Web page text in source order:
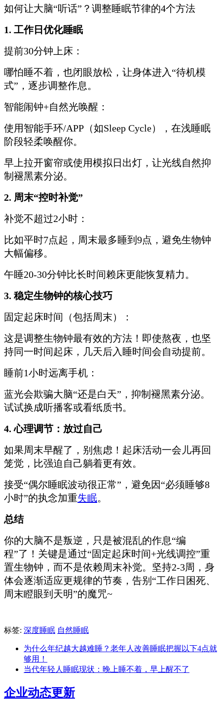
如何让大脑“听话”？调整睡眠节律的4个方法
1. 工作日优化睡眠
提前30分钟上床：
哪怕睡不着，也闭眼放松，让身体进入“待机模
式”，逐步调整作息。
智能闹钟+自然光唤醒：
使用智能手环/APP（如Sleep Cycle），在浅睡眠
阶段轻柔唤醒你。
早上拉开窗帘或使用模拟日出灯，让光线自然抑
制褪黑素分泌。
2. 周末“控时补觉”
补觉不超过2小时：
比如平时7点起，周末最多睡到9点，避免生物钟
大幅偏移。
午睡20-30分钟比长时间赖床更能恢复精力。
3. 稳定生物钟的核心技巧
固定起床时间（包括周末）：
这是调整生物钟最有效的方法！即使熬夜，也坚
持同一时间起床，几天后入睡时间会自动提前。
睡前1小时远离手机：
蓝光会欺骗大脑“还是白天”，抑制褪黑素分泌。
试试换成听播客或看纸质书。
4. 心理调节：放过自己
如果周末早醒了，别焦虑！起床活动一会儿再回
笼觉，比强迫自己躺着更有效。
接受“偶尔睡眠波动很正常”，避免因“必须睡够8
小时”的执念加重失眠。
总结
你的大脑不是叛逆，只是被混乱的作息“编
程”了！关键是通过“固定起床时间+光线调控”重
置生物钟，而不是依赖周末补觉。坚持2-3周，身
体会逐渐适应更规律的节奏，告别“工作日困死、
周末瞪眼到天明”的魔咒~
标签: 深度睡眠 自然睡眠
为什么年纪越大越难睡？老年人改善睡眠把握以下4点就
够用！
当代年轻人睡眠现状：晚上睡不着，早上醒不了
企业动态更新